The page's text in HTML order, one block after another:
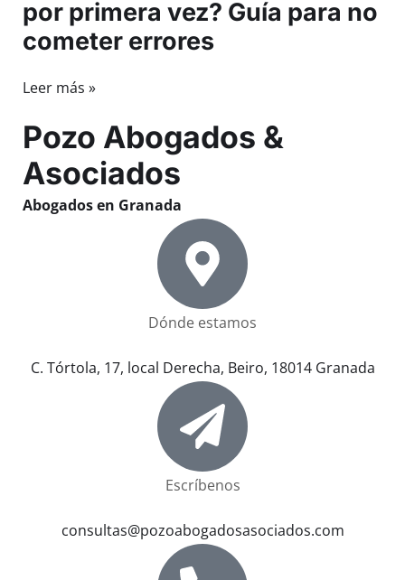
por primera vez? Guía para no
cometer errores
Leer más »
Pozo Abogados &
Asociados
Abogados en Granada
Dónde estamos
C. Tórtola, 17, local Derecha, Beiro, 18014 Granada
Escríbenos
consultas@pozoabogadosasociados.com